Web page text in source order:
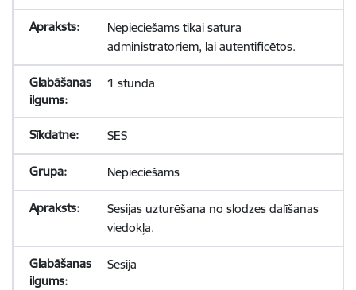
Nepieciešams tikai satura
administratoriem, lai autentificētos.
1 stunda
SES
Nepieciešams
Sesijas uzturēšana no slodzes dalīšanas
viedokļa.
Sesija